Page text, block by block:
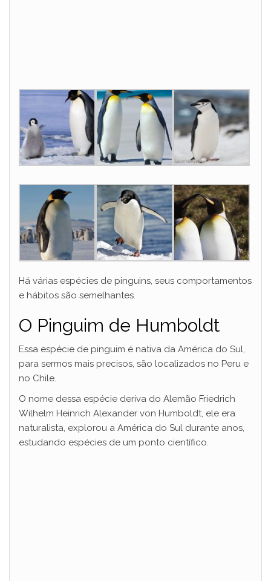
Há várias espécies de pinguins, seus comportamentos
e hábitos são semelhantes.
O Pinguim de Humboldt
Essa espécie de pinguim é nativa da América do Sul,
para sermos mais precisos, são localizados no Peru e
no Chile.
O nome dessa espécie deriva do Alemão Friedrich
Wilhelm Heinrich Alexander von Humboldt, ele era
naturalista, explorou a América do Sul durante anos,
estudando espécies de um ponto científico.